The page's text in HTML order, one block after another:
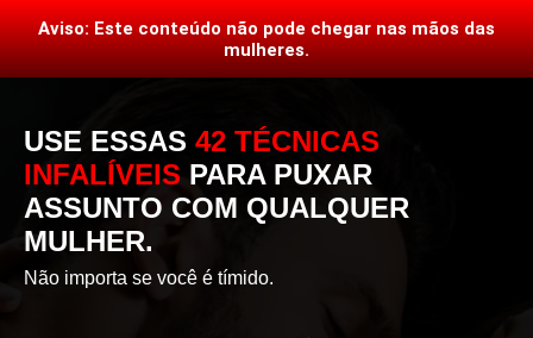
Aviso: Este conteúdo não pode chegar nas mãos das
mulheres.
USE ESSAS 42 TÉCNICAS
INFALÍVEIS PARA PUXAR
ASSUNTO COM QUALQUER
MULHER.
Não importa se você é tímido.